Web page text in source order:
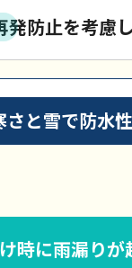
発防止を考慮
さと雪で防水
時に雨漏り